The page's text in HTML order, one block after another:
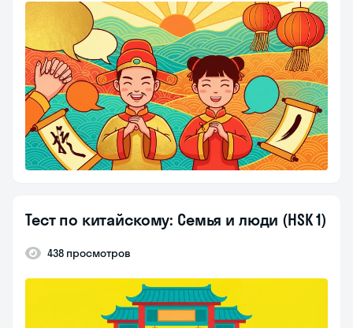
Тест по китайскому: Семья и люди (HSK 1)
438 просмотров